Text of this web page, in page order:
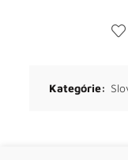
Kategórie: